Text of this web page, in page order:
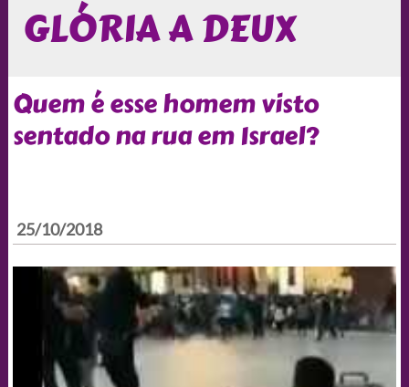
GLÓRIA A DEUX
Quem é esse homem visto
sentado na rua em Israel?
25/10/2018